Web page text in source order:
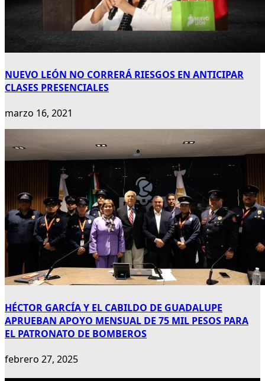
NUEVO LEÓN NO CORRERÁ RIESGOS EN ANTICIPAR
CLASES PRESENCIALES
marzo 16, 2021
HÉCTOR GARCÍA Y EL CABILDO DE GUADALUPE
APRUEBAN APOYO MENSUAL DE 75 MIL PESOS PARA
EL PATRONATO DE BOMBEROS
febrero 27, 2025